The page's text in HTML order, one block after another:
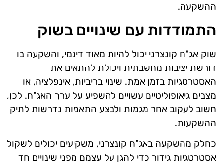
ההשקעה.
התמודדות עם שינויים בשוק
שוק אג"ח קונצרני יכול להיות מאוד דינמי, והשקעה בו
דורשת יציבות מחשבתית ויכולת להתאים את
האסטרטגיות בזמן אמת. שינוי בריביות, אינפלציה, או
מצבים גיאופוליטיים עשויים להשפיע על ערך האג"ח. לכן,
חשוב לעקוב אחר מגמות ולבצע התאמות נדרשות לתיק
ההשקעות.
כחלק מהשקעה באג"ח קונצרני, משקיעים יכולים לשקול
אסטרטגיות גידור כדי להגן על עצמם מפני שינויים חד